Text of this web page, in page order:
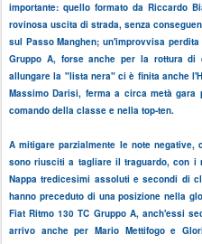
importante: quello formato da Riccardo
rovinosa uscita di strada, senza
sul Passo Manghen; un'improvvisa
Gruppo A, forse anche per la rottura di
allungare la "lista nera" ci è finita anche
Massimo Darisi, ferma a circa metà
comando della classe e nella top-ten.
A mitigare parzialmente le note
sono riusciti a tagliare il traguardo, con i
Nappa tredicesimi assoluti e secondi di
hanno preceduto di una posizione nella
Fiat Ritmo 130 TC Gruppo A, anch'essi
arrivo anche per Mario Mettifogo e